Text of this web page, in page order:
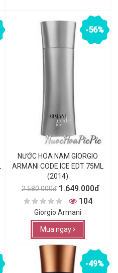
-56%
NƯỚC HOA NAM GIORGIO
ARMANI CODE ICE EDT 75ML
(2014)
2.580.000đ 1.649.000đ
104
Giorgio Armani
Mua ngay
-49%